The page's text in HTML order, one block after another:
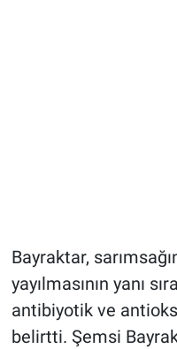
Bayraktar,
yayılmasının yanı
antibiyotik ve
belirtti. Şemsi